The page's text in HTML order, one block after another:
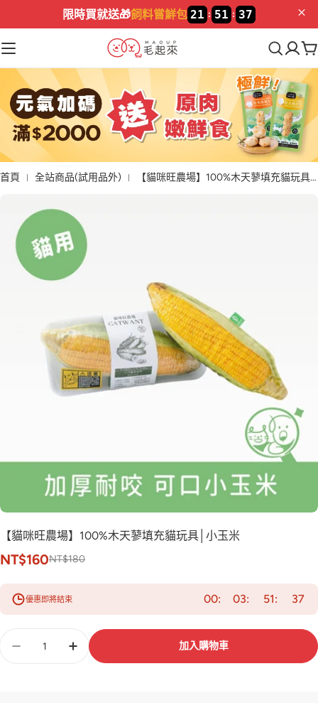
加入LINE🔥新好友領$100
購
物
車
首頁 全站商品(試用品外) 【貓咪旺農場】100%木天蓼填充貓玩具│小玉米
【貓咪旺農場】100%木天蓼填充貓玩具│小玉米
NT$160NT$180
優惠即將結束 00 03 51 36
量
加入購物車